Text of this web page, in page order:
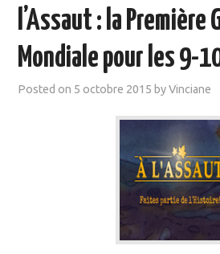
l’Assaut : la Première
Mondiale pour les 9-
Posted on 5 octobre 2015 byVinciane